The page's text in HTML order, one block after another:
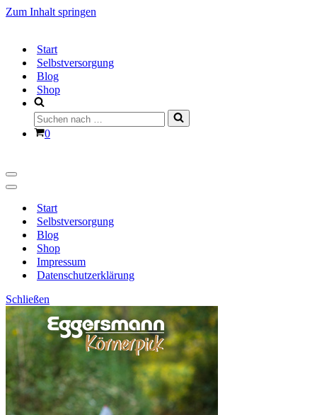
Zum Inhalt springen
Start
Selbstversorgung
Blog
Shop
Suchen
nach …
Warenkorb
0
Navigationsmenü
Navigationsmenü
Start
Selbstversorgung
Blog
Shop
Impressum
Datenschutzerklärung
Schließen